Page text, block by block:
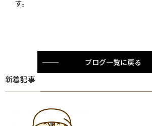
新着記事
す。
ブログ一覧に戻る